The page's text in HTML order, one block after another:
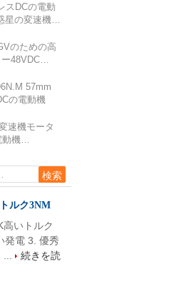
スDCの電動
星の変速機モ
のための高
48VDC
57mm
の電動機
速機モータ
動機
ルク3NM
いトルク
発電 3. 優秀
続きを読